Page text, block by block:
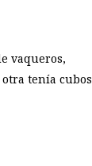
vaqueros,
tenía cubos